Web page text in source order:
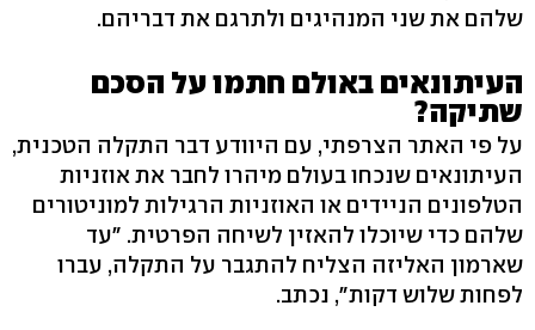
שלהם את שני המנהיגים ולתרגם את דבריהם.
העיתונאים באולם חתמו על הסכם
שתיקה?
על פי האתר הצרפתי, עם היוודע דבר התקלה הטכנית,
העיתונאים שנכחו בעולם מיהרו לחבר את אוזניות
הטלפונים הניידים או האוזניות הרגילות למוניטורים
שלהם כדי שיוכלו להאזין לשיחה הפרטית. "עד
שארמון האליזה הצליח להתגבר על התקלה, עברו
לפחות שלוש דקות", נכתב.